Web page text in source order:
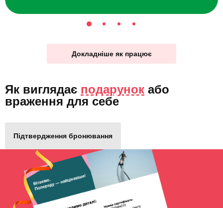
Докладніше як працює
Як виглядає подарунок або
враження для себе
Підтвердження бронювання